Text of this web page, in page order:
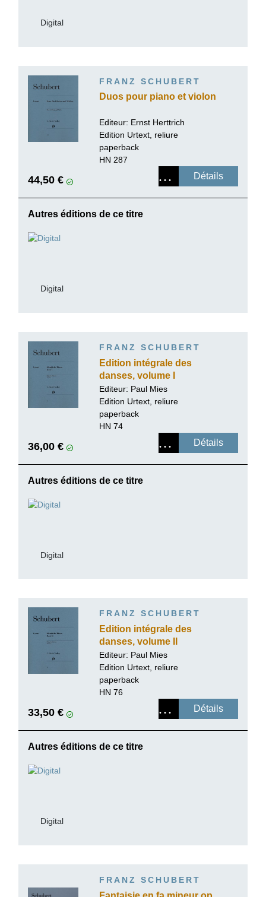
Digital
FRANZ SCHUBERT
Duos pour piano et violon
Editeur: Ernst Herttrich
Edition Urtext, reliure
paperback
HN 287
44,50 € Détails
Autres éditions de ce titre
Digital
FRANZ SCHUBERT
Edition intégrale des
danses, volume I
Editeur: Paul Mies
Edition Urtext, reliure
paperback
HN 74
36,00 € Détails
Autres éditions de ce titre
Digital
FRANZ SCHUBERT
Edition intégrale des
danses, volume II
Editeur: Paul Mies
Edition Urtext, reliure
paperback
HN 76
33,50 € Détails
Autres éditions de ce titre
Digital
FRANZ SCHUBERT